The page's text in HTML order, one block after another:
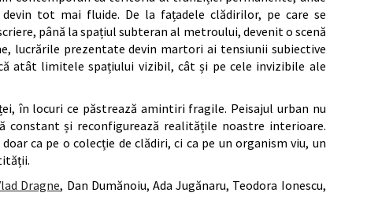
tot mai fluide. De la fațadele clădirilor, pe care se
până la spațiul subteran al metroului, devenit o scenă
lucrările prezentate devin martori ai tensiunii subiective
atât limitele spațiului vizibil, cât și pe cele invizibile ale
în locuri ce păstrează amintiri fragile. Peisajul urban nu
constant și reconfigurează realitățile noastre interioare.
ca pe o colecție de clădiri, ci ca pe un organism viu, un
Dragne, Dan Dumănoiu, Ada Jugănaru, Teodora Ionescu,